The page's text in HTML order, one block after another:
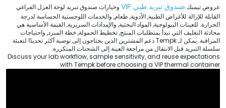
عروض تيمبك صندوق تبريد طبي VIP
وخيارات صندوق تبريد لوحة العزل الفراغي
القابلة للإزالة للأغراض الطبية, الأدوية, طعام, والخدمات اللوجستية الحساسة لدرجة
الحرارة. للعينات البيولوجية, المواد البحثية, والإمدادات السريرية, القيمة الأساسية هي
محادثة التغليف التي تبدأ بمتطلبات المنتج, تخطيط الحمولة, خطة المبرد, واحتياجات
المراقبة. يمكن لـ Tempk دعم المشترين الذين يحتاجون إلى توصية أكثر تحديدًا لتعبئة
سلسلة التبريد قبل الانتقال من مراجعة العينة إلى الشحنات المتكررة.
Discuss your lab workflow,sample sensitivity,and reuse expectations
with Tempk before choosing a VIP thermal container
.